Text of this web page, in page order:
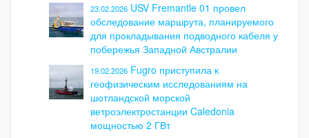
23.02.2026 USV Fremantle 01 провел
обследование маршрута, планируемого
для прокладывания подводного кабеля у
побережья Западной Австралии
19.02.2026 Fugro приступила к
геофизическим исследованиям на
шотландской морской
ветроэлектростанции Caledonia
мощностью 2 ГВт